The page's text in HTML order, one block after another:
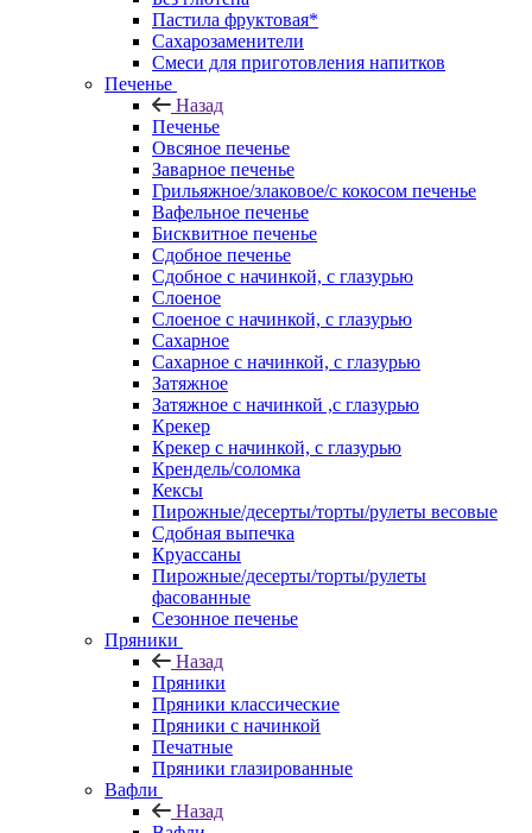
Пастила фруктовая*
Сахарозаменители
Смеси для приготовления напитков
Печенье
Назад
Печенье
Овсяное печенье
Заварное печенье
Грильяжное/злаковое/с кокосом печенье
Вафельное печенье
Бисквитное печенье
Сдобное печенье
Сдобное с начинкой, с глазурью
Слоеное
Слоеное с начинкой, с глазурью
Сахарное
Сахарное с начинкой, с глазурью
Затяжное
Затяжное с начинкой ,с глазурью
Крекер
Крекер с начинкой, с глазурью
Крендель/соломка
Кексы
Пирожные/десерты/торты/рулеты весовые
Сдобная выпечка
Круассаны
Пирожные/десерты/торты/рулеты
фасованные
Сезонное печенье
Пряники
Назад
Пряники
Пряники классические
Пряники с начинкой
Печатные
Пряники глазированные
Вафли
Назад